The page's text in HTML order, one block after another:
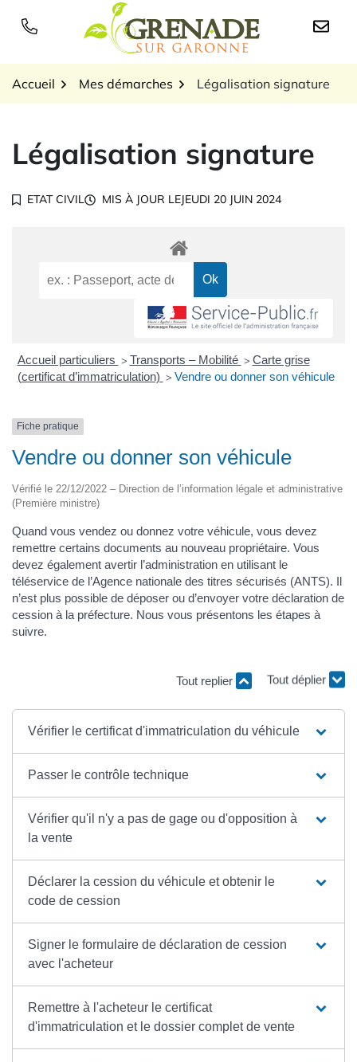
Logo Grenade sur
Accueil Mes démarches Légalisation signature
Légalisation signature
ETAT CIVIL MIS À JOUR LEJEUDI 20 JUIN 2024
Accueil particuliers > Transports – Mobilité > Carte grise
(certificat d’immatriculation) > Vendre ou donner son véhicule
Fiche pratique
Vendre ou donner son véhicule
Vérifié le 22/12/2022 – Direction de l’information légale et administrative
(Première ministre)
Quand vous vendez ou donnez votre véhicule, vous devez
remettre certains documents au nouveau propriétaire. Vous
devez également avertir l’administration en utilisant le
téléservice de l’Agence nationale des titres sécurisés (ANTS). Il
n’est plus possible de déposer ou d’envoyer votre déclaration de
cession à la préfecture. Nous vous présentons les étapes à
suivre.
Tout replier Tout déplier
Vérifier le certificat d'immatriculation du véhicule
Passer le contrôle technique
Vérifier qu'il n'y a pas de gage ou d'opposition à
la vente
Déclarer la cession du véhicule et obtenir le
code de cession
Signer le formulaire de déclaration de cession
avec l'acheteur
Remettre à l'acheteur le certificat
d'immatriculation et le dossier complet de vente